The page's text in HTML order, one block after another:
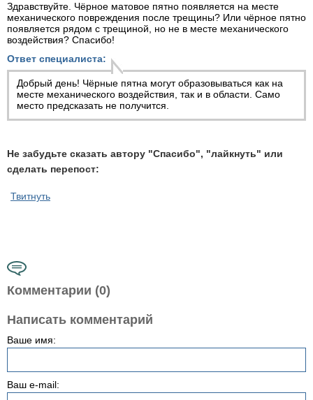
Здравствуйте. Чёрное матовое пятно появляется на месте
механического повреждения после трещины? Или чёрное пятно
появляется рядом с трещиной, но не в месте механического
воздействия? Спасибо!
Ответ специалиста:
Добрый день! Чёрные пятна могут образовываться как на
месте механического воздействия, так и в области. Само
место предсказать не получится.
Не забудьте сказать автору "Спасибо", "лайкнуть" или
сделать перепост:
Твитнуть
Комментарии (0)
Написать комментарий
Ваше имя:
Ваш e-mail: